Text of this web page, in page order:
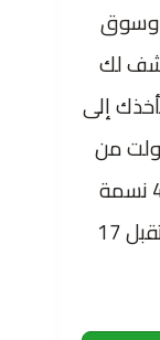
وسوق
لك
يأخذك إلى
من
قرية صيد صغيرة عام 1960 (40,000 نسمة
فقط!) إلى مدينة المستقبل التي تستقبل 17